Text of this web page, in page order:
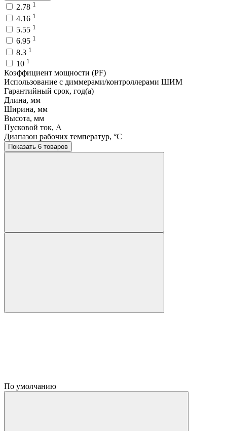
2.78 1
4.16 1
5.55 1
6.95 1
8.3 1
10 1
Коэффициент мощности (PF)
Использование с диммерами/контроллерами ШИМ
Гарантийный срок, год(а)
Длина, мм
Ширина, мм
Высота, мм
Пусковой ток, A
Диапазон рабочих температур, °C
Показать 6 товаров
По умолчанию